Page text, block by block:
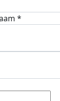
*